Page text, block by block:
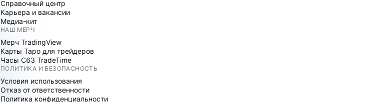
Справочный центр
Карьера и вакансии
Медиа-кит
НАШ МЕРЧ
Мерч TradingView
Карты Таро для трейдеров
Часы C63 TradeTime
ПОЛИТИКА И БЕЗОПАСНОСТЬ
Условия использования
Отказ от ответственности
Политика конфиденциальности